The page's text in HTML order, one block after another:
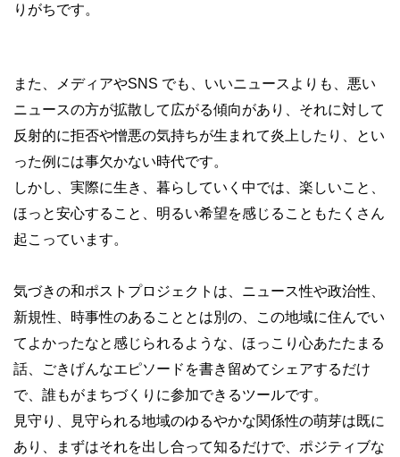
りがちです。
また、メディアやSNS でも、いいニュースよりも、悪い
ニュースの方が拡散して広がる傾向があり、それに対して
反射的に拒否や憎悪の気持ちが生まれて炎上したり、とい
った例には事欠かない時代です。
しかし、実際に生き、暮らしていく中では、楽しいこと、
ほっと安心すること、明るい希望を感じることもたくさん
起こっています。
気づきの和ポストプロジェクトは、ニュース性や政治性、
新規性、時事性のあることとは別の、この地域に住んでい
てよかったなと感じられるような、ほっこり心あたたまる
話、ごきげんなエピソードを書き留めてシェアするだけ
で、誰もがまちづくりに参加できるツールです。
見守り、見守られる地域のゆるやかな関係性の萌芽は既に
あり、まずはそれを出し合って知るだけで、ポジティブな